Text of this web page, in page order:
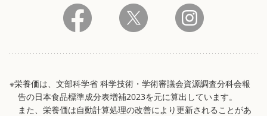
※栄養価は、文部科学省 科学技術・学術審議会資源調査分科会報
告の日本食品標準成分表増補2023を元に算出しています。
また、栄養価は自動計算処理の改善により更新されることがあ